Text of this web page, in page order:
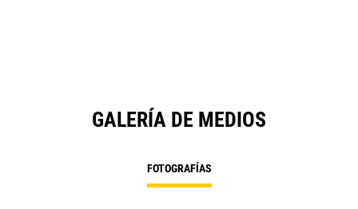
GALERÍA DE MEDIOS
FOTOGRAFÍAS